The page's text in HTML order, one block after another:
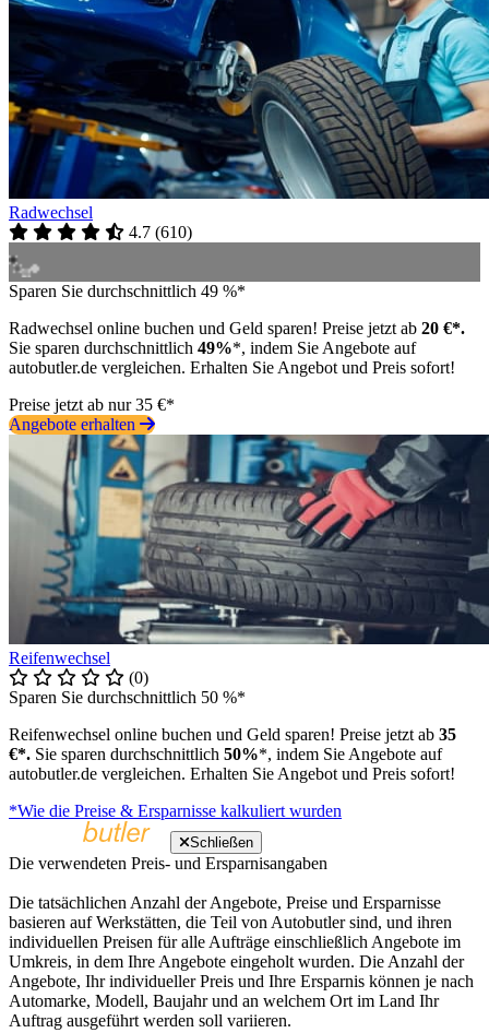
Radwechsel
4.7 (610)
Sparen Sie durchschnittlich 49 %*
Radwechsel online buchen und Geld sparen! Preise jetzt ab 20 €*.
Sie sparen durchschnittlich 49%*, indem Sie Angebote auf
autobutler.de vergleichen. Erhalten Sie Angebot und Preis sofort!
Preise jetzt ab nur 35 €*
Angebote erhalten
Reifenwechsel
(0)
Sparen Sie durchschnittlich 50 %*
Reifenwechsel online buchen und Geld sparen! Preise jetzt ab 35
€*. Sie sparen durchschnittlich 50%*, indem Sie Angebote auf
autobutler.de vergleichen. Erhalten Sie Angebot und Preis sofort!
*Wie die Preise & Ersparnisse kalkuliert wurden
Schließen
Die verwendeten Preis- und Ersparnisangaben
Die tatsächlichen Anzahl der Angebote, Preise und Ersparnisse
basieren auf Werkstätten, die Teil von Autobutler sind, und ihren
individuellen Preisen für alle Aufträge einschließlich Angebote im
Umkreis, in dem Ihre Angebote eingeholt wurden. Die Anzahl der
Angebote, Ihr individueller Preis und Ihre Ersparnis können je nach
Automarke, Modell, Baujahr und an welchem Ort im Land Ihr
Auftrag ausgeführt werden soll variieren.